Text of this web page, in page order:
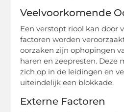
Veelvoorkomende
Een verstopt riool kan door
factoren worden
oorzaken zijn ophopingen
haren en zeepresten. Deze
zich op in de leidingen en
uiteindelijk een blokkade.
Externe Factoren